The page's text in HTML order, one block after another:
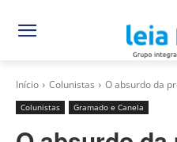
Início Colunistas O absurdo da
Colunistas Gramado e Canela